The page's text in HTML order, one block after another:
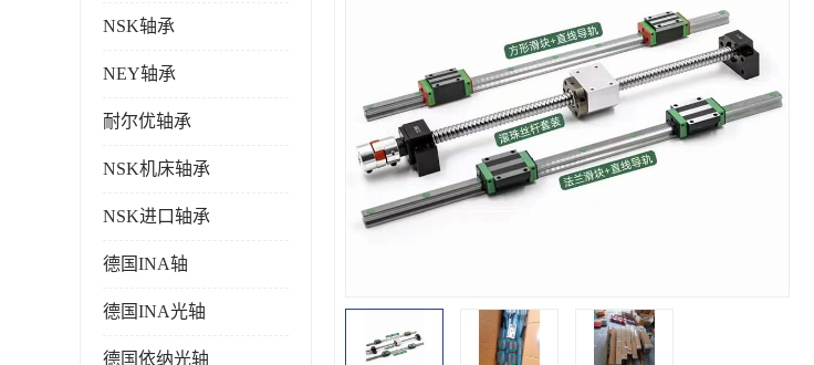
NSK轴承
NEY轴承
耐尔优轴承
NSK机床轴承
NSK进口轴承
德国INA轴
德国INA光轴
德国依纳光轴